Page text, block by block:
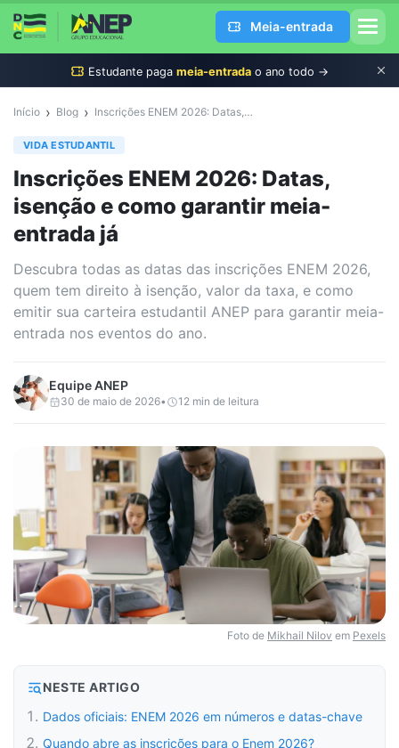
Meia-entrada
Estudante paga meia-entrada o ano todo →
Início › Blog › Inscrições ENEM 2026: Datas, isenção e como garantir meia-entrada já
VIDA ESTUDANTIL
Inscrições ENEM 2026: Datas,
isenção e como garantir meia-
entrada já
Descubra todas as datas das inscrições ENEM 2026,
quem tem direito à isenção, valor da taxa, e como
emitir sua carteira estudantil ANEP para garantir meia-
entrada nos eventos do ano.
EquipeANEP
30 de maio de 2026• 12 min de leitura
Foto de Mikhail Nilov em Pexels
NESTE ARTIGO
Dados oficiais: ENEM 2026 em números e datas-chave
Quando abre as inscrições para o Enem 2026?